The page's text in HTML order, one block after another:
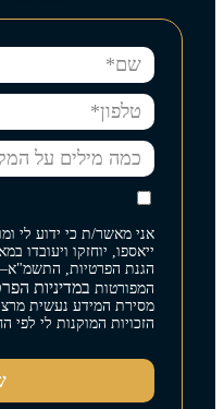
אני מאשר/ת כי ידוע לי
ייאספו, יוחזקו ויעובדו
המפורטות במדיניות
מסירת המידע נעשית
הזכויות המוקנות לי לפי